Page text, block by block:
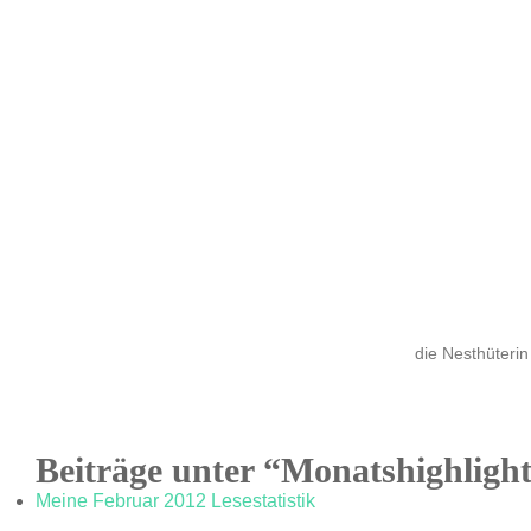
die Nesthüterin
Beiträge unter
Meine Februar 2012 Lesestatistik